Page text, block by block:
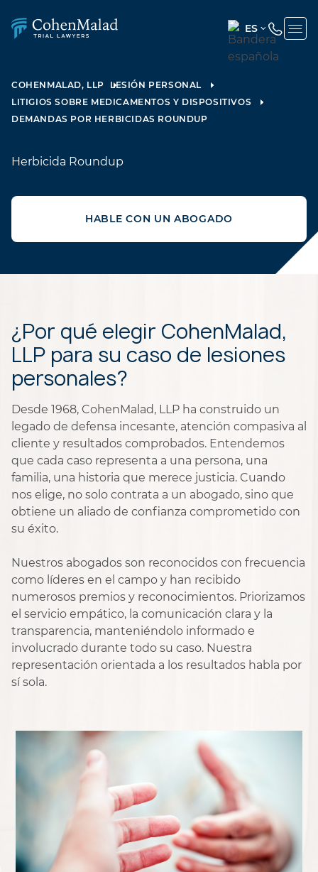
ES
ENGLISH
COHENMALAD, LLP
LESIÓN PERSONAL
LITIGIOS SOBRE MEDICAMENTOS Y DISPOSITIVOS
DEMANDAS POR HERBICIDAS ROUNDUP
Herbicida Roundup
HABLE CON UN ABOGADO
¿Por qué elegir CohenMalad,
LLP para su caso de lesiones
personales?
Desde 1968, CohenMalad, LLP ha construido un
legado de defensa incesante, atención compasiva al
cliente y resultados comprobados. Entendemos
que cada caso representa a una persona, una
familia, una historia que merece justicia. Cuando
nos elige, no solo contrata a un abogado, sino que
obtiene un aliado de confianza comprometido con
su éxito.
Nuestros abogados son reconocidos con frecuencia
como líderes en el campo y han recibido
numerosos premios y reconocimientos. Priorizamos
el servicio empático, la comunicación clara y la
transparencia, manteniéndolo informado e
involucrado durante todo su caso. Nuestra
representación orientada a los resultados habla por
sí sola.